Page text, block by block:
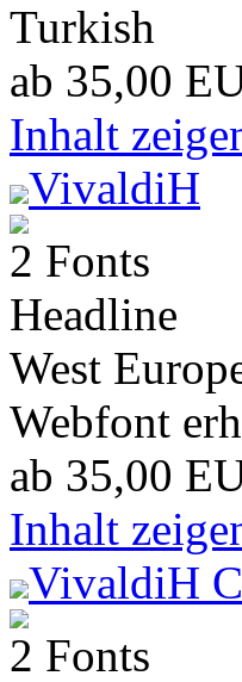
Turkish
ab 35,00
Inhalt
VivaldiH
2 Fonts
Headline
West
Webfont
ab 35,00
Inhalt
VivaldiH
2 Fonts